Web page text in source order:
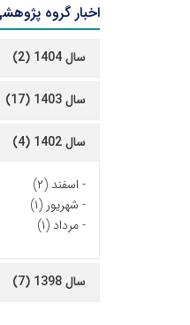
اخبار گروه
سال 1404 (2)
سال 1403 (17)
سال 1402 (4)
- اسفند (۲)
- شهریور (۱)
-مرداد (۱)
سال 1398 (7)